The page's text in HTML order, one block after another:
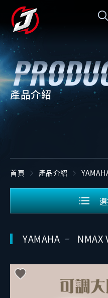
產品介紹
首頁 產品介紹
YAMAHA NMAX